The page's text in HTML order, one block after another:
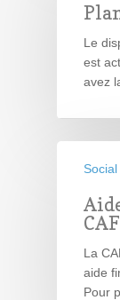
Le
est
avez
CAF
La
aide
Pour